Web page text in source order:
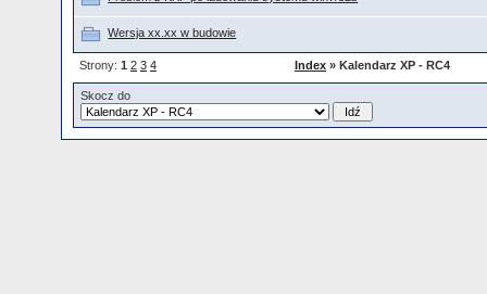
Wersja xx.xx w budowie
Strony: 1 2 3 4 Index » Kalendarz XP - RC4
Skocz do